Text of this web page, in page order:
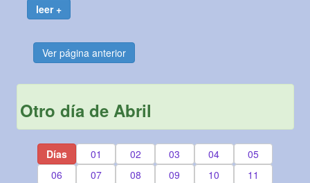
leer +
Ver página anterior
Otro día de Abril
Días 01 02 03 04
05
06
07 08 09 10
11